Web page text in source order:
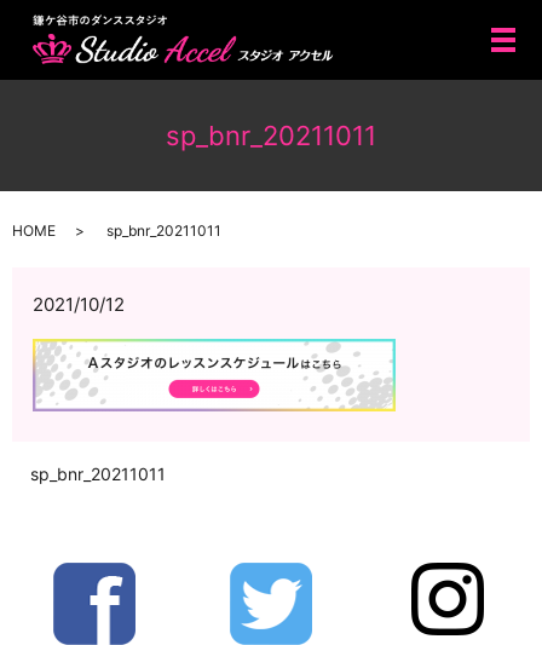
メ
sp_bnr_20211011
HOME sp_bnr_20211011
2021/10/12
sp_bnr_20211011